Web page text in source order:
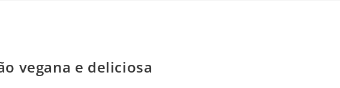
vegana e deliciosa